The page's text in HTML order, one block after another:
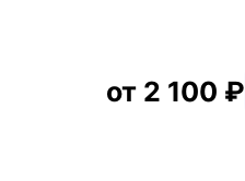
от 2 100 ₽